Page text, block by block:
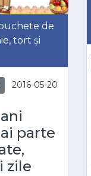
de
tort și
2016-05-20
parte
zile